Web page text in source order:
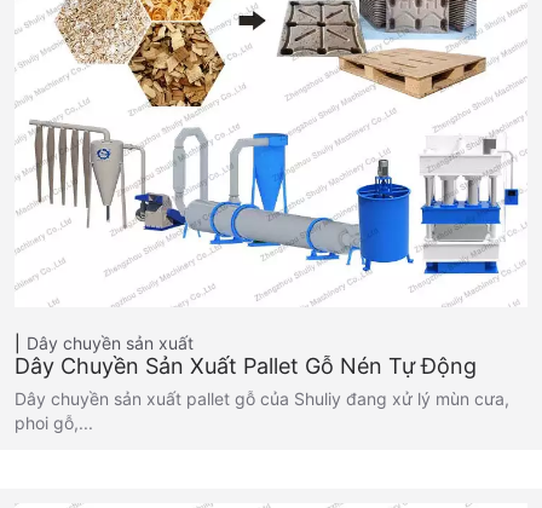
Dây chuyền sản xuất
Dây Chuyền Sản Xuất Pallet Gỗ Nén Tự Động
Dây chuyền sản xuất pallet gỗ của Shuliy đang xử lý mùn cưa,
phoi gỗ,...